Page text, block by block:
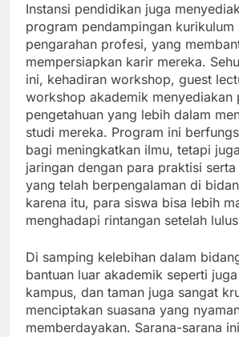
Instansi pendidikan juga
program pendampingan kurikulum
pengarahan profesi, yang
mempersiapkan karir mereka.
ini, kehadiran workshop, guest
workshop akademik menyediakan
pengetahuan yang lebih dalam
studi mereka. Program ini
bagi meningkatkan ilmu, tetapi
jaringan dengan para praktisi
yang telah berpengalaman di
karena itu, para siswa bisa lebih
menghadapi rintangan setelah
Di samping kelebihan dalam
bantuan luar akademik seperti
kampus, dan taman juga sangat
menciptakan suasana yang
memberdayakan. Sarana-sarana